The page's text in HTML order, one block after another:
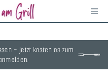
≡
– jetzt kostenlos zum